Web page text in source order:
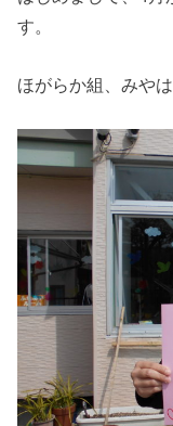
す。
ほがらか組、みや